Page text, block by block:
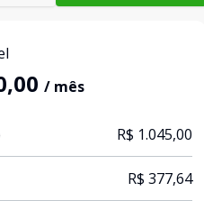
/ mês
R$ 1.045,00
R$ 377,64